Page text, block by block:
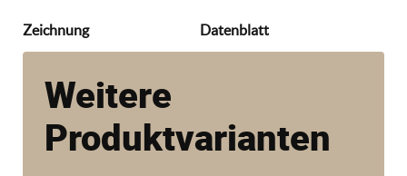
Zeichnung Datenblatt
Weitere
Produktvarianten